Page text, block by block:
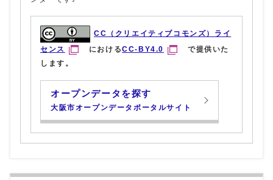
CC（クリエイティブコモンズ）ライ
センス
におけるCC-BY4.0
で提供いた
します。
オープンデータを探す
大阪市オープンデータポータルサイト